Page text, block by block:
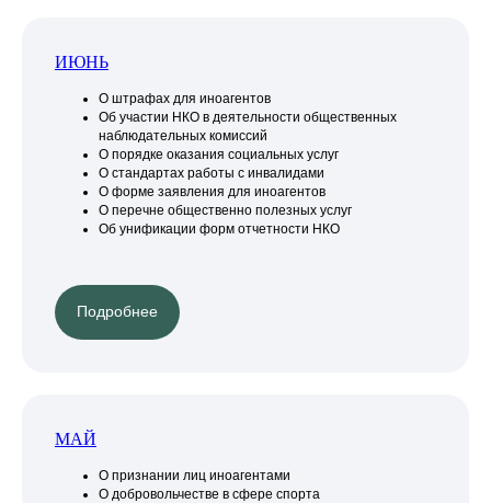
ИЮНЬ
О штрафах для иноагентов
Об участии НКО в деятельности общественных
наблюдательных комиссий
О порядке оказания социальных услуг
О стандартах работы с инвалидами
О форме заявления для иноагентов
О перечне общественно полезных услуг
Об унификации форм отчетности НКО
Подробнее
МАЙ
О признании лиц иноагентами
О добровольчестве в сфере спорта